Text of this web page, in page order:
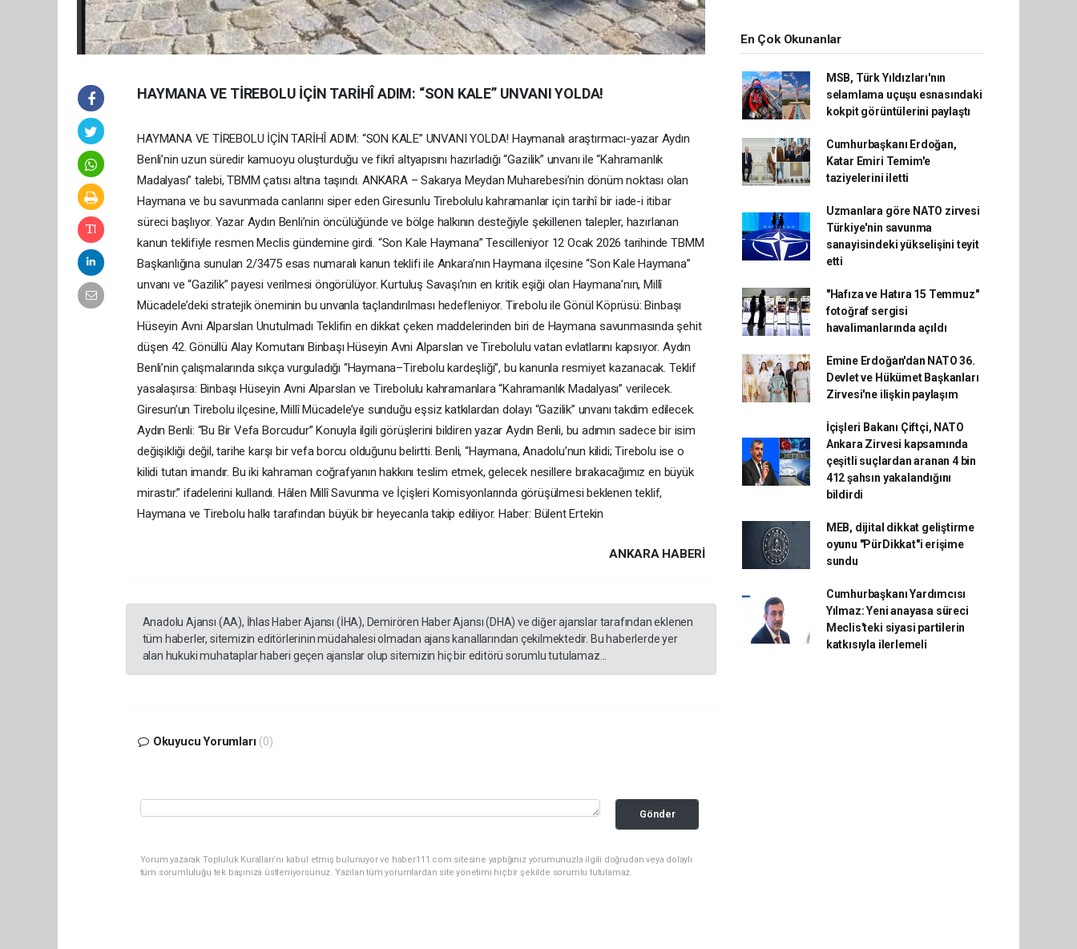
HAYMANA VE TİREBOLU İÇİN TARİHÎ ADIM: “SON KALE” UNVANI YOLDA!
HAYMANA VE TİREBOLU İÇİN TARİHÎ ADIM: “SON KALE” UNVANI YOLDA! Haymanalı araştırmacı-yazar Aydın
Benli’nin uzun süredir kamuoyu oluşturduğu ve fikrî altyapısını hazırladığı “Gazilik” unvanı ile “Kahramanlık
Madalyası” talebi, TBMM çatısı altına taşındı. ANKARA – Sakarya Meydan Muharebesi’nin dönüm noktası olan
Haymana ve bu savunmada canlarını siper eden Giresunlu Tirebolulu kahramanlar için tarihî bir iade-i itibar
süreci başlıyor. Yazar Aydın Benli’nin öncülüğünde ve bölge halkının desteğiyle şekillenen talepler, hazırlanan
kanun teklifiyle resmen Meclis gündemine girdi. “Son Kale Haymana” Tescilleniyor 12 Ocak 2026 tarihinde TBMM
Başkanlığına sunulan 2/3475 esas numaralı kanun teklifi ile Ankara’nın Haymana ilçesine “Son Kale Haymana”
unvanı ve “Gazilik” payesi verilmesi öngörülüyor. Kurtuluş Savaşı’nın en kritik eşiği olan Haymana’nın, Millî
Mücadele’deki stratejik öneminin bu unvanla taçlandırılması hedefleniyor. Tirebolu ile Gönül Köprüsü: Binbaşı
Hüseyin Avni Alparslan Unutulmadı Teklifin en dikkat çeken maddelerinden biri de Haymana savunmasında şehit
düşen 42. Gönüllü Alay Komutanı Binbaşı Hüseyin Avni Alparslan ve Tirebolulu vatan evlatlarını kapsıyor. Aydın
Benli’nin çalışmalarında sıkça vurguladığı “Haymana–Tirebolu kardeşliği”, bu kanunla resmiyet kazanacak. Teklif
yasalaşırsa: Binbaşı Hüseyin Avni Alparslan ve Tirebolulu kahramanlara “Kahramanlık Madalyası” verilecek.
Giresun’un Tirebolu ilçesine, Millî Mücadele’ye sunduğu eşsiz katkılardan dolayı “Gazilik” unvanı takdim edilecek.
Aydın Benli: “Bu Bir Vefa Borcudur” Konuyla ilgili görüşlerini bildiren yazar Aydın Benli, bu adımın sadece bir isim
değişikliği değil, tarihe karşı bir vefa borcu olduğunu belirtti. Benli, “Haymana, Anadolu’nun kilidi; Tirebolu ise o
kilidi tutan imandır. Bu iki kahraman coğrafyanın hakkını teslim etmek, gelecek nesillere bırakacağımız en büyük
mirastır.” ifadelerini kullandı. Hâlen Millî Savunma ve İçişleri Komisyonlarında görüşülmesi beklenen teklif,
Haymana ve Tirebolu halkı tarafından büyük bir heyecanla takip ediliyor. Haber: Bülent Ertekin
ANKARA HABERİ
Anadolu Ajansı (AA), İhlas Haber Ajansı (İHA), Demirören Haber Ajansı (DHA) ve diğer ajanslar tarafından eklenen
tüm haberler, sitemizin editörlerinin müdahalesi olmadan ajans kanallarından çekilmektedir. Bu haberlerde yer
alan hukuki muhataplar haberi geçen ajanslar olup sitemizin hiç bir editörü sorumlu tutulamaz...
Okuyucu Yorumları (0)
Gönder
Yorum yazarak Topluluk Kuralları’nı kabul etmiş bulunuyor ve haber111.com sitesine yaptığınız yorumunuzla ilgili doğrudan veya dolaylı
tüm sorumluluğu tek başınıza üstleniyorsunuz. Yazılan tüm yorumlardan site yönetimi hiçbir şekilde sorumlu tutulamaz.
En Çok Okunanlar
MSB, Türk Yıldızları'nın
selamlama uçuşu esnasındaki
kokpit görüntülerini paylaştı
Cumhurbaşkanı Erdoğan,
Katar Emiri Temim'e
taziyelerini iletti
Uzmanlara göre NATO zirvesi
Türkiye'nin savunma
sanayisindeki yükselişini teyit
etti
"Hafıza ve Hatıra 15 Temmuz"
fotoğraf sergisi
havalimanlarında açıldı
Emine Erdoğan'dan NATO 36.
Devlet ve Hükümet Başkanları
Zirvesi'ne ilişkin paylaşım
İçişleri Bakanı Çiftçi, NATO
Ankara Zirvesi kapsamında
çeşitli suçlardan aranan 4 bin
412 şahsın yakalandığını
bildirdi
MEB, dijital dikkat geliştirme
oyunu "PürDikkat"i erişime
sundu
Cumhurbaşkanı Yardımcısı
Yılmaz: Yeni anayasa süreci
Meclis'teki siyasi partilerin
katkısıyla ilerlemeli